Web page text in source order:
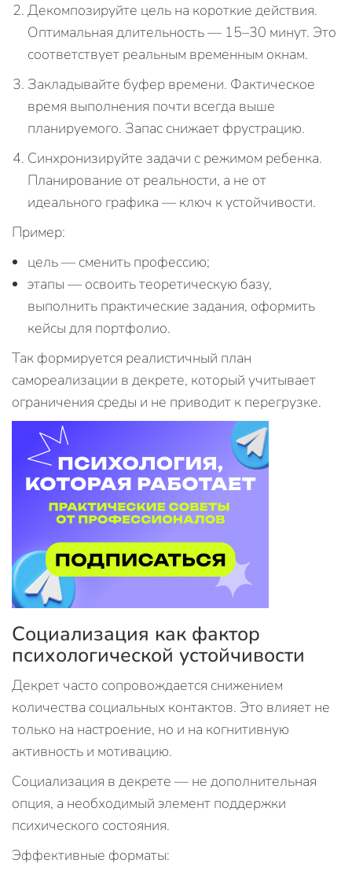
Декомпозируйте цель на короткие действия.
Оптимальная длительность — 15–30 минут. Это
соответствует реальным временным окнам.
Закладывайте буфер времени. Фактическое
время выполнения почти всегда выше
планируемого. Запас снижает фрустрацию.
Синхронизируйте задачи с режимом ребенка.
Планирование от реальности, а не от
идеального графика — ключ к устойчивости.
Пример:
цель — сменить профессию;
этапы — освоить теоретическую базу,
выполнить практические задания, оформить
кейсы для портфолио.
Так формируется реалистичный план
самореализации в декрете, который учитывает
ограничения среды и не приводит к перегрузке.
Социализация как фактор
психологической устойчивости
Декрет часто сопровождается снижением
количества социальных контактов. Это влияет не
только на настроение, но и на когнитивную
активность и мотивацию.
Социализация в декрете — не дополнительная
опция, а необходимый элемент поддержки
психического состояния.
Эффективные форматы: